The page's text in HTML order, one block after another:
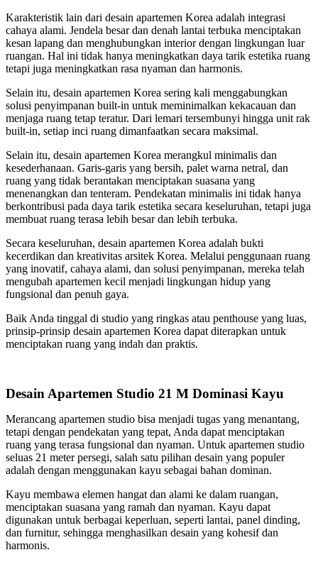
Karakteristik lain dari desain apartemen Korea adalah integrasi
cahaya alami. Jendela besar dan denah lantai terbuka menciptakan
kesan lapang dan menghubungkan interior dengan lingkungan luar
ruangan. Hal ini tidak hanya meningkatkan daya tarik estetika ruang
tetapi juga meningkatkan rasa nyaman dan harmonis.
Selain itu, desain apartemen Korea sering kali menggabungkan
solusi penyimpanan built-in untuk meminimalkan kekacauan dan
menjaga ruang tetap teratur. Dari lemari tersembunyi hingga unit rak
built-in, setiap inci ruang dimanfaatkan secara maksimal.
Selain itu, desain apartemen Korea merangkul minimalis dan
kesederhanaan. Garis-garis yang bersih, palet warna netral, dan
ruang yang tidak berantakan menciptakan suasana yang
menenangkan dan tenteram. Pendekatan minimalis ini tidak hanya
berkontribusi pada daya tarik estetika secara keseluruhan, tetapi juga
membuat ruang terasa lebih besar dan lebih terbuka.
Secara keseluruhan, desain apartemen Korea adalah bukti
kecerdikan dan kreativitas arsitek Korea. Melalui penggunaan ruang
yang inovatif, cahaya alami, dan solusi penyimpanan, mereka telah
mengubah apartemen kecil menjadi lingkungan hidup yang
fungsional dan penuh gaya.
Baik Anda tinggal di studio yang ringkas atau penthouse yang luas,
prinsip-prinsip desain apartemen Korea dapat diterapkan untuk
menciptakan ruang yang indah dan praktis.
Desain Apartemen Studio 21 M Dominasi Kayu
Merancang apartemen studio bisa menjadi tugas yang menantang,
tetapi dengan pendekatan yang tepat, Anda dapat menciptakan
ruang yang terasa fungsional dan nyaman. Untuk apartemen studio
seluas 21 meter persegi, salah satu pilihan desain yang populer
adalah dengan menggunakan kayu sebagai bahan dominan.
Kayu membawa elemen hangat dan alami ke dalam ruangan,
menciptakan suasana yang ramah dan nyaman. Kayu dapat
digunakan untuk berbagai keperluan, seperti lantai, panel dinding,
dan furnitur, sehingga menghasilkan desain yang kohesif dan
harmonis.